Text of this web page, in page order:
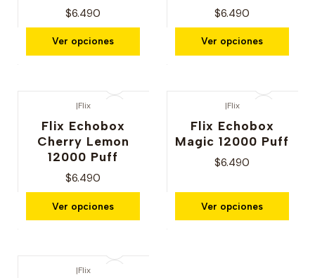
$6.490
Ver opciones
$6.490
Ver opciones
|Flix
Flix Echobox
Cherry Lemon
12000 Puff
$6.490
Ver opciones
|Flix
Flix Echobox
Magic 12000 Puff
$6.490
Ver opciones
|Flix